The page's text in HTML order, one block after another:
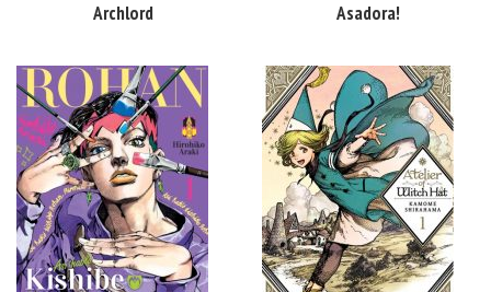
Archlord Asadora!